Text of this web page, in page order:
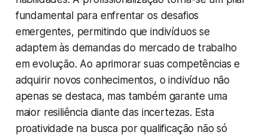
fundamental para enfrentar os desafios
emergentes, permitindo que indivíduos se
adaptem às demandas do mercado de trabalho
em evolução. Ao aprimorar suas competências e
adquirir novos conhecimentos, o indivíduo não
apenas se destaca, mas também garante uma
maior resiliência diante das incertezas. Esta
proatividade na busca por qualificação não só